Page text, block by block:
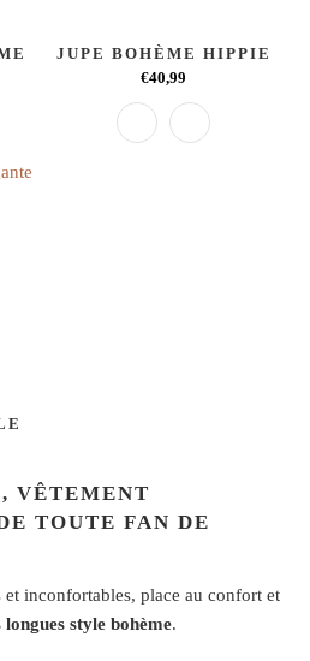
JUPE BOHÈME HIPPIE
€40,99
VÊTEMENT
TOUTE FAN DE
et inconfortables, place au confort et
longues style bohème.